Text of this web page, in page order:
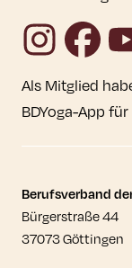
InstagramFacebook
Als Mitglied
BDYoga-App
Berufsverband
Bürgerstraße 44
37073 Göttingen